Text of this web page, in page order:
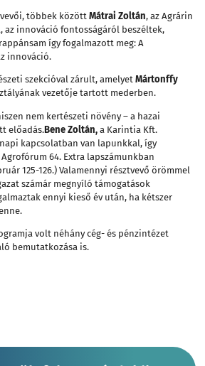
többek közöttMátrai Zoltán, az Agrárin
az innováció fontosságáról beszéltek,
így fogalmazott meg: A
innováció.
szekcióval zárult, amelyetMártonffy
vezetője tartott mederben.
nem kertészeti növény – a hazai
előadás.Bene Zoltán,a Karintia Kft.
kapcsolatban van lapunkkal, így
64. Extra lapszámunkban
125-126.) Valamennyi résztvevő örömmel
számár megnyíló támogatások
ennyi kieső év után, ha kétszer
volt néhány cég- és pénzintézet
bemutatkozása is.